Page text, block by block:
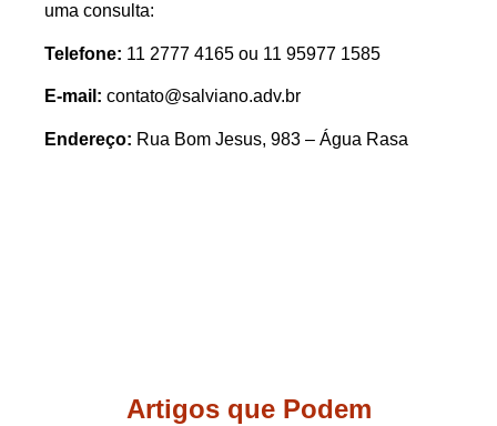
uma consulta:
Telefone: 11 2777 4165 ou 11 95977 1585
E-mail: contato@salviano.adv.br
Endereço: Rua Bom Jesus, 983 – Água Rasa
Artigos que Podem